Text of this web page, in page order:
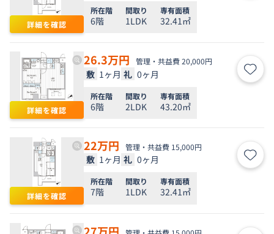
詳細を確認
所在階
6階
間取り
1LDK
専有面積
32.41㎡
詳細を確認
26.3万円 管理・共益費 20,000円
敷 1ヶ月 礼 0ヶ月 お気
所在階
6階
間取り
2LDK
専有面積
43.20㎡
詳細を確認
22万円 管理・共益費 15,000円
敷 1ヶ月 礼 0ヶ月 お気
所在階
7階
間取り
1LDK
専有面積
32.41㎡
27万円